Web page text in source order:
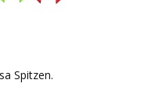
Spitzen.